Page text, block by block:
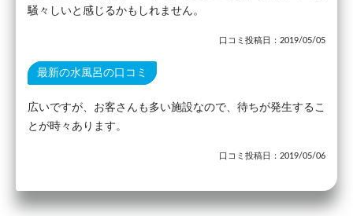
騒々しいと感じるかもしれません。
口コミ投稿日：2019/05/05
最新の水風呂の口コミ
広いですが、お客さんも多い施設なので、待ちが発生するこ
とが時々あります。
口コミ投稿日：2019/05/06